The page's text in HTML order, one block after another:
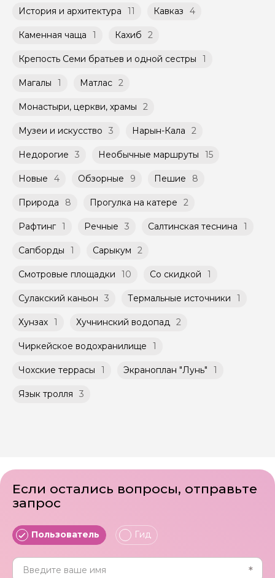
История и архитектура 11 Кавказ 4
Каменная чаща 1 Кахиб 2
Крепость Семи братьев и одной сестры 1
Магалы 1 Матлас 2
Монастыри, церкви, храмы 2
Музеи и искусство 3 Нарын-Кала 2
Недорогие 3 Необычные маршруты 15
Новые 4 Обзорные 9 Пешие 8
Природа 8 Прогулка на катере 2
Рафтинг 1 Речные 3 Салтинская теснина 1
Сапборды 1 Сарыкум 2
Смотровые площадки 10 Со скидкой 1
Сулакский каньон 3 Термальные источники 1
Хунзах 1 Хучнинский водопад 2
Чиркейское водохранилище 1
Чохские террасы 1 Экраноплан "Лунь" 1
Язык тролля 3
Если остались вопросы, отправьте
запрос
Пользователь Гид